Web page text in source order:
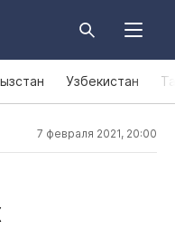
Узбекистан
7 февраля 2021, 20:00